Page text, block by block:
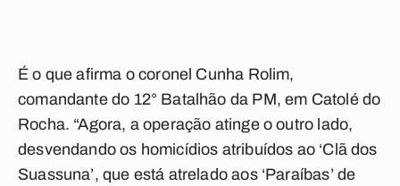
É o que afirma o coronel Cunha Rolim,
comandante do 12° Batalhão da PM, em Catolé do
Rocha. “Agora, a operação atinge o outro lado,
desvendando os homicídios atribuídos ao ‘Clã dos
Suassuna’, que está atrelado aos ‘Paraíbas’ de